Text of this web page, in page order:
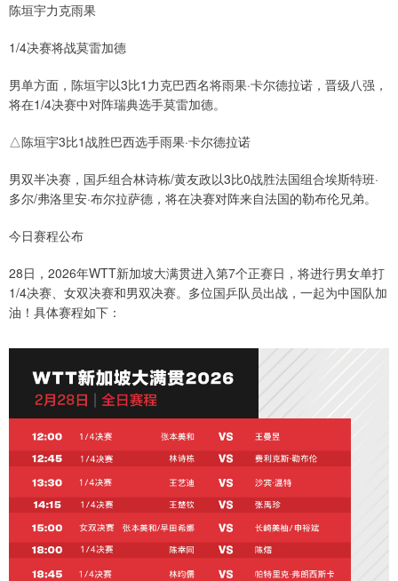
陈垣宇力克雨果
1/4决赛将战莫雷加德
男单方面，陈垣宇以3比1力克巴西名将雨果·卡尔德拉诺，晋级八强，
将在1/4决赛中对阵瑞典选手莫雷加德。
△陈垣宇3比1战胜巴西选手雨果·卡尔德拉诺
男双半决赛，国乒组合林诗栋/黄友政以3比0战胜法国组合埃斯特班·
多尔/弗洛里安·布尔拉萨德，将在决赛对阵来自法国的勒布伦兄弟。
今日赛程公布
28日，2026年WTT新加坡大满贯进入第7个正赛日，将进行男女单打
1/4决赛、女双决赛和男双决赛。多位国乒队员出战，一起为中国队加
油！具体赛程如下：